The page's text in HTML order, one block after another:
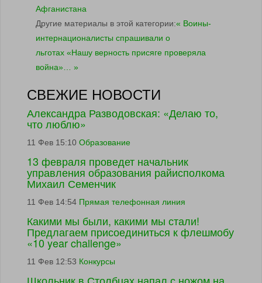
Афганистана
Другие материалы в этой категории:« Воины-
интернационалисты спрашивали о
льготах «Нашу верность присяге проверяла
война»… »
СВЕЖИЕ НОВОСТИ
Александра Разводовская: «Делаю то,
что люблю»
11 Фев 15:10 Образование
13 февраля проведет начальник
управления образования райисполкома
Михаил Семенчик
11 Фев 14:54 Прямая телефонная линия
Какими мы были, какими мы стали!
Предлагаем присоединиться к флешмобу
«10 year challenge»
11 Фев 12:53 Конкурсы